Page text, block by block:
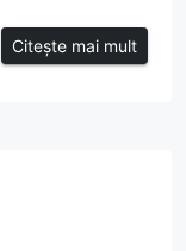
Citește mai mult